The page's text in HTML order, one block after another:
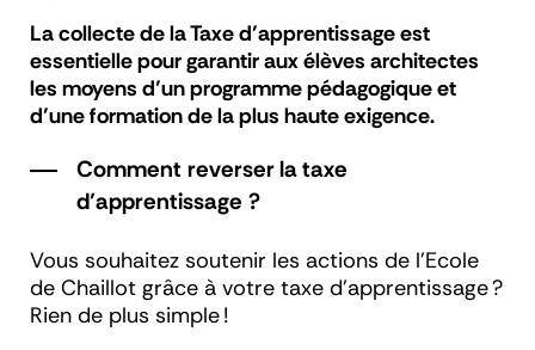
La collecte de la Taxe d’apprentissage est
essentielle pour garantir aux élèves architectes
les moyens d’un programme pédagogique et
d’une formation de la plus haute exigence.
Comment reverser la taxe
d’apprentissage ?
Vous souhaitez soutenir les actions de l’Ecole
de Chaillot grâce à votre taxe d’apprentissage ?
Rien de plus simple !